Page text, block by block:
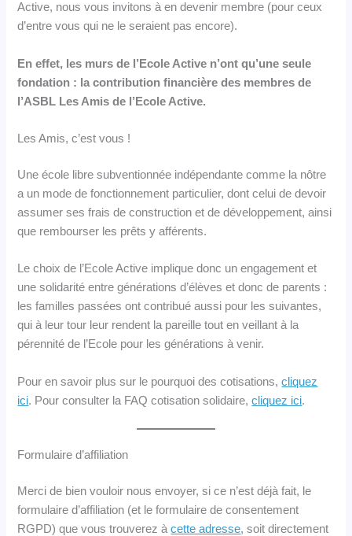
Active, nous vous invitons à en devenir membre (pour ceux
d’entre vous qui ne le seraient pas encore).
En effet, les murs de l’Ecole Active n’ont qu’une seule
fondation : la contribution financière des membres de
l’ASBL Les Amis de l’Ecole Active.
Les Amis, c’est vous !
Une école libre subventionnée indépendante comme la nôtre
a un mode de fonctionnement particulier, dont celui de devoir
assumer ses frais de construction et de développement, ainsi
que rembourser les prêts y afférents.
Le choix de l’Ecole Active implique donc un engagement et
une solidarité entre générations d’élèves et donc de parents :
les familles passées ont contribué aussi pour les suivantes,
qui à leur tour leur rendent la pareille tout en veillant à la
pérennité de l’Ecole pour les générations à venir.
Pour en savoir plus sur le pourquoi des cotisations,cliquez
ici. Pour consulter la FAQ cotisation solidaire,cliquez ici.
Formulaire d’affiliation
Merci de bien vouloir nous envoyer, si ce n’est déjà fait, le
formulaire d’affiliation (et le formulaire de consentement
RGPD) que vous trouverez àcette adresse, soit directement